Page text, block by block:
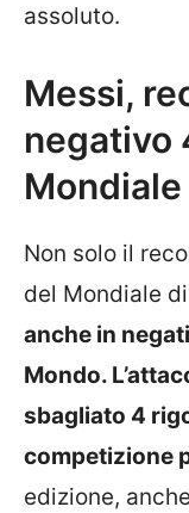
assoluto.
Messi,
negativo
Mondiale
Non solo il
del Mondiale
anche in
Mondo.
sbagliato 4
competizione
edizione,